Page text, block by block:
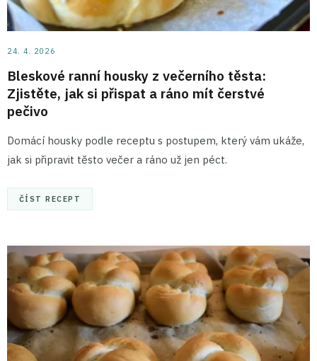
24. 4. 2026
Bleskové ranní housky z večerního těsta:
Zjistěte, jak si přispat a ráno mít čerstvé
pečivo
Domácí housky podle receptu s postupem, který vám ukáže,
jak si připravit těsto večer a ráno už jen péct.
ČÍST RECEPT